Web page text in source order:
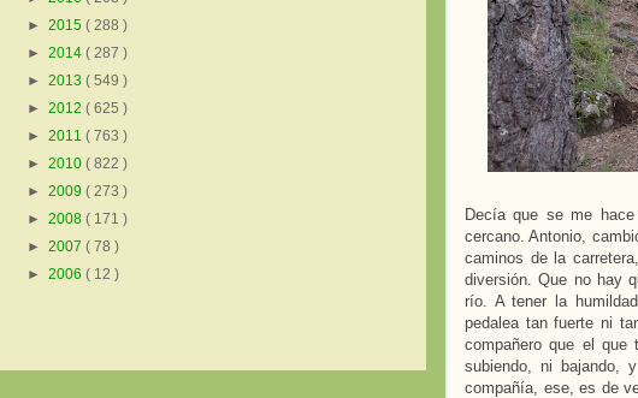
Decía que se me
cercano. Antonio,
caminos de la
diversión. Que no hay
río. A tener la
pedalea tan fuerte ni
compañero que el
subiendo, ni bajando,
compañía, ese, es de
► 2015 ( 288 )
► 2014 ( 287 )
► 2013 ( 549 )
► 2012 ( 625 )
► 2011 ( 763 )
► 2010 ( 822 )
► 2009 ( 273 )
► 2008 ( 171 )
► 2007 ( 78 )
► 2006 ( 12 )